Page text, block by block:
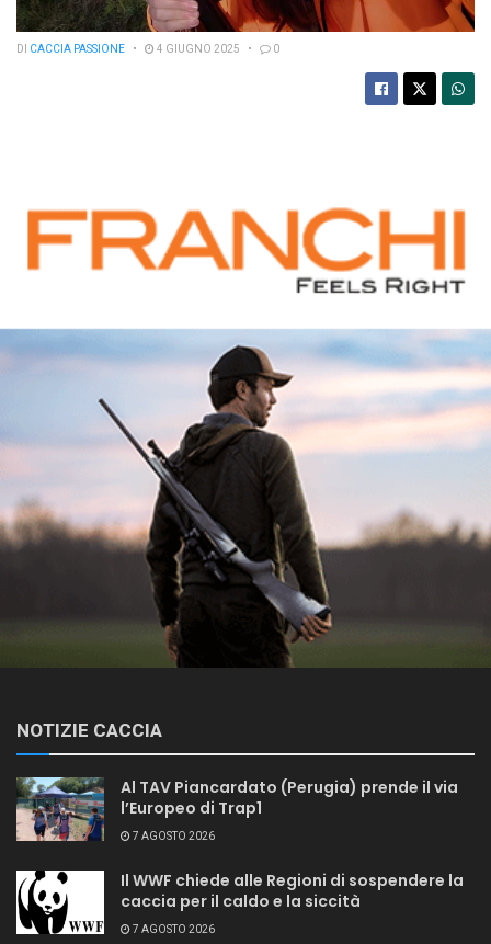
DI CACCIA PASSIONE 4 GIUGNO 2025 0
NOTIZIE CACCIA
Al TAV Piancardato (Perugia) prende il via
l’Europeo di Trap1
7 AGOSTO 2026
Il WWF chiede alle Regioni di sospendere la
caccia per il caldo e la siccità
7 AGOSTO 2026